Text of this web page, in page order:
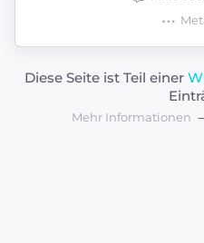
Diese Seite ist Teil einer
Mehr Informationen